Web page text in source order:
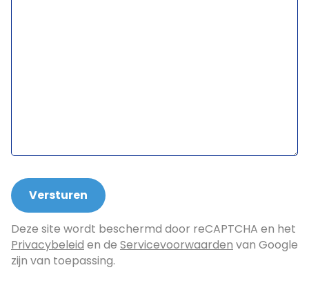
Deze site wordt beschermd door reCAPTCHA en het
Privacybeleid en de Servicevoorwaarden van Google
zijn van toepassing.